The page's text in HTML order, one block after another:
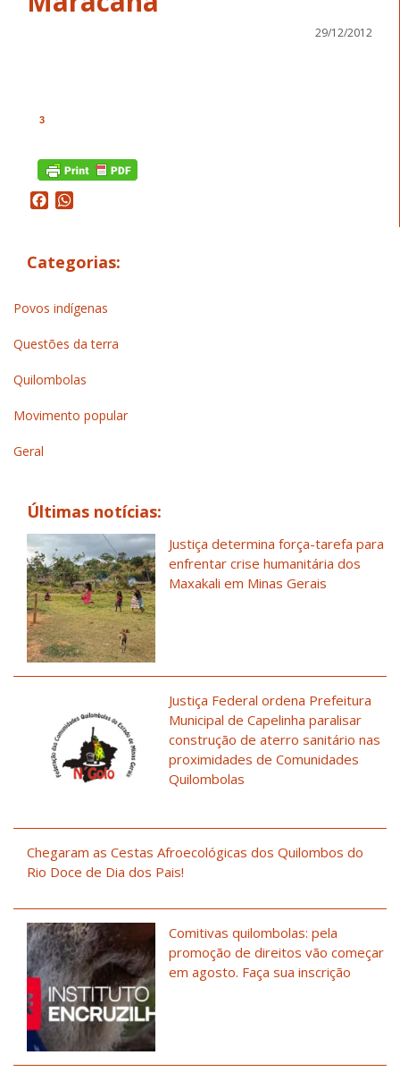
29/12/2012
3
Facebook
Categorias:
Povos indígenas
Questões da terra
Quilombolas
Movimento popular
Geral
Últimas notícias:
Justiça determina força-tarefa para
enfrentar crise humanitária dos
Maxakali em Minas Gerais
Justiça Federal ordena Prefeitura
Municipal de Capelinha paralisar
construção de aterro sanitário nas
proximidades de Comunidades
Quilombolas
Chegaram as Cestas Afroecológicas dos Quilombos do
Rio Doce de Dia dos Pais!
Comitivas quilombolas: pela
promoção de direitos vão começar
em agosto. Faça sua inscrição